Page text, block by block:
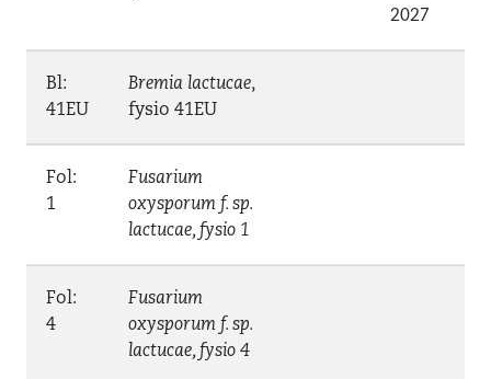
2027
Bl:
41EU
Bremia lactucae,
fysio 41EU
Fol:
1
Fusarium
oxysporum f. sp.
lactucae, fysio 1
Fol:
4
Fusarium
oxysporum f. sp.
lactucae, fysio 4